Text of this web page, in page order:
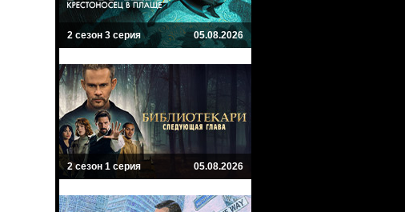
2 сезон 3 серия 05.08.2026
2 сезон 1 серия 05.08.2026